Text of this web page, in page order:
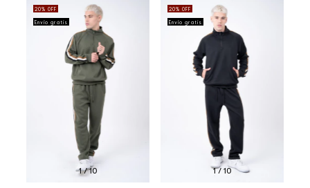
1/10
20% OFF
Envío gratis
1/ 10
20% OFF
Envío gratis